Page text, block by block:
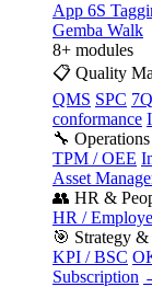
App 6S
Gemba Walk
8+ modules
📋 Quality
QMS SPC
conformance
🔧
TPM / OEE
Asset
👥 HR &
HR /
🎯 Strategy
KPI / BSC
Subscription